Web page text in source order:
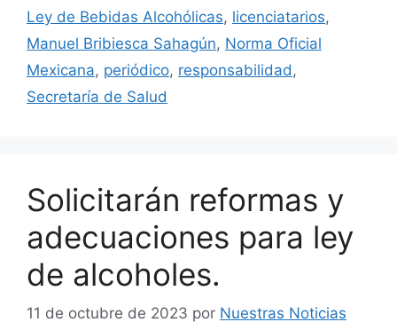
Ley de Bebidas Alcohólicas, licenciatarios,
Manuel Bribiesca Sahagún, Norma Oficial
Mexicana, periódico, responsabilidad ,
Secretaría de Salud
Solicitarán reformas y
adecuaciones para ley
de alcoholes.
11 de octubre de 2023 por Nuestras Noticias